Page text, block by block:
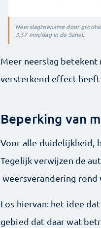
Neerslagtoename door
3,57 mm/dag in de Sahel.
Meer neerslag
versterkend effect heeft
Beperking van
Voor alle duidelijkheid,
Tegelijk verwijzen de
weersverandering rond
Los hiervan: het idee
gebied dat daar wat